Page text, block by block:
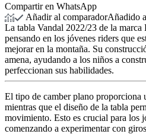
Compartir en WhatsApp
Añadir al comparadorAñadido
La tabla Vandal 2022/23 de la marca
pensando en los jóvenes riders que
mejorar en la montaña. Su
amena, ayudando a los niños a
perfeccionan sus habilidades.
El tipo de camber plano proporciona
mientras que el diseño de la tabla
movimiento. Esto es crucial para los
comenzando a experimentar con